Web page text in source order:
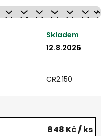
Skladem
12.8.2026
CR2.150
848 Kč/ ks